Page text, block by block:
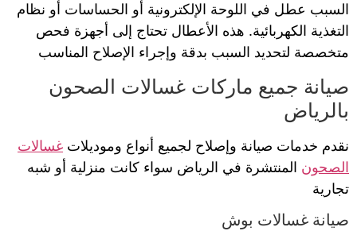
السبب عطل في اللوحة الإلكترونية أو الحساسات أو نظام
التغذية الكهربائية. هذه الأعطال تحتاج إلى أجهزة فحص
متخصصة لتحديد السبب بدقة وإجراء الإصلاح المناسب
صيانة جميع ماركات غسالات الصحون
بالرياض
نقدم خدمات صيانة وإصلاح لجميع أنواع وموديلات غسالات
الصحون المنتشرة في الرياض سواء كانت منزلية أو شبه
تجارية
صيانة غسالات بوش